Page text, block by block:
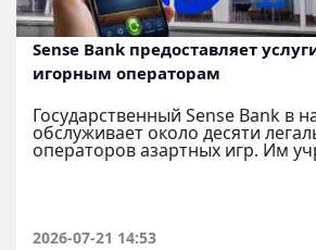
Sense Bank предоставляет
игорным операторам
Государственный Sense Bank в
обслуживает около десяти
операторов азартных игр. Им
2026-07-21 14:53